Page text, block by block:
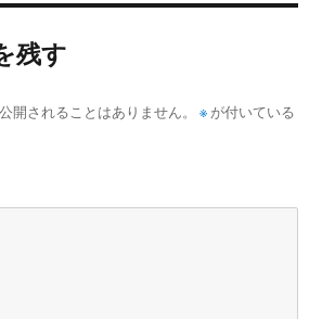
残す
開されることはありません。 ※ が付いている